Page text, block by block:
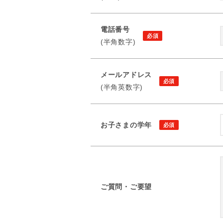
電話番号
(半角数字)
メールアドレス
(半角英数字)
お子さまの学年
ご質問・ご要望